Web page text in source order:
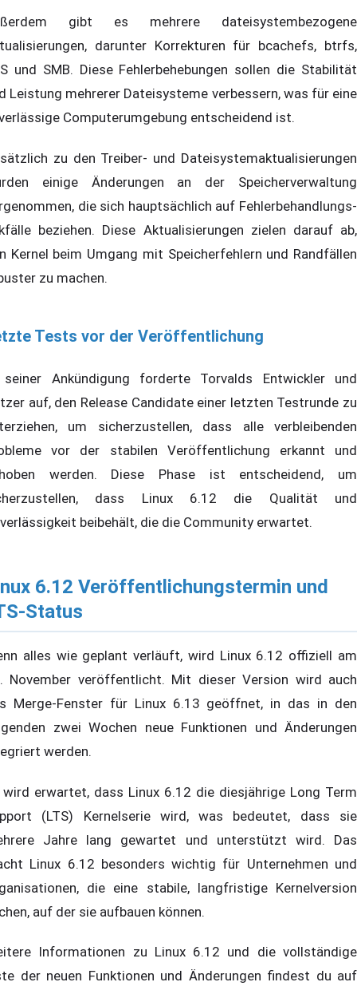
gibt es mehrere dateisystembezogene
darunter Korrekturen für bcachefs, btrfs,
und SMB. Diese Fehlerbehebungen sollen die Stabilität
Leistung mehrerer Dateisysteme verbessern, was für eine
Computerumgebung entscheidend ist.
zu den Treiber- und Dateisystemaktualisierungen
einige Änderungen an der Speicherverwaltung
die sich hauptsächlich auf Fehlerbehandlungs-
beziehen. Diese Aktualisierungen zielen darauf ab,
Kernel beim Umgang mit Speicherfehlern und Randfällen
zu machen.
Tests vor der Veröffentlichung
Ankündigung forderte Torvalds Entwickler und
auf, den Release Candidate einer letzten Testrunde zu
um sicherzustellen, dass alle verbleibenden
vor der stabilen Veröffentlichung erkannt und
werden. Diese Phase ist entscheidend, um
dass Linux 6.12 die Qualität und
beibehält, die die Community erwartet.
6.12 Veröffentlichungstermin und
Status
alles wie geplant verläuft, wird Linux 6.12 offiziell am
November veröffentlicht. Mit dieser Version wird auch
Merge-Fenster für Linux 6.13 geöffnet, in das in den
zwei Wochen neue Funktionen und Änderungen
werden.
wird erwartet, dass Linux 6.12 die diesjährige Long Term
(LTS) Kernelserie wird, was bedeutet, dass sie
Jahre lang gewartet und unterstützt wird. Das
Linux 6.12 besonders wichtig für Unternehmen und
die eine stabile, langfristige Kernelversion
auf der sie aufbauen können.
Informationen zu Linux 6.12 und die vollständige
der neuen Funktionen und Änderungen findest du auf